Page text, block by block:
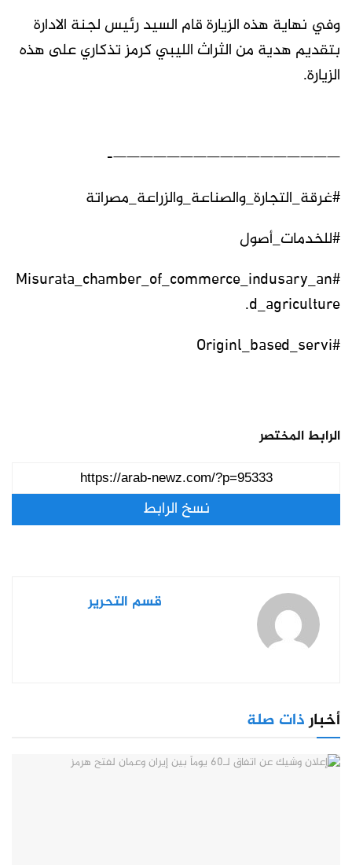
وفي نهاية هذه الزيارة قام السيد رئيس لجنة الادارة
بتقديم هدية من الثراث الليبي كرمز تذكاري على هذه
الزيارة.
—————————————————-
#غرقة_التجارة_والصناعة_والزراعة_مصراتة
#للخدمات_أصول
#Misurata_chamber_of_commerce_indusary_an
d_agriculture.
#Originl_based_servi
الرابط المختصر
نسخ الرابط
قسم التحرير
أخبارذات صلة